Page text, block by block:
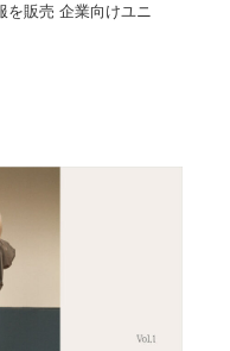
を販売 企業向けユニ